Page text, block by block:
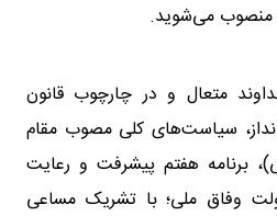
منصوب می‌شوید.
متعال و در چارچوب قانون
سیاست‌های کلی مصوب مقام
برنامه هفتم پیشرفت و رعایت
وفاق ملی؛ با تشریک مساعی